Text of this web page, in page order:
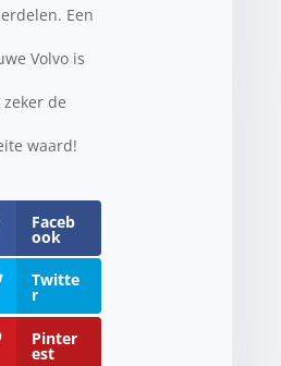
Een
Volvo is
de
waard!
Faceb
ook
Twitte
r
Pinter
est